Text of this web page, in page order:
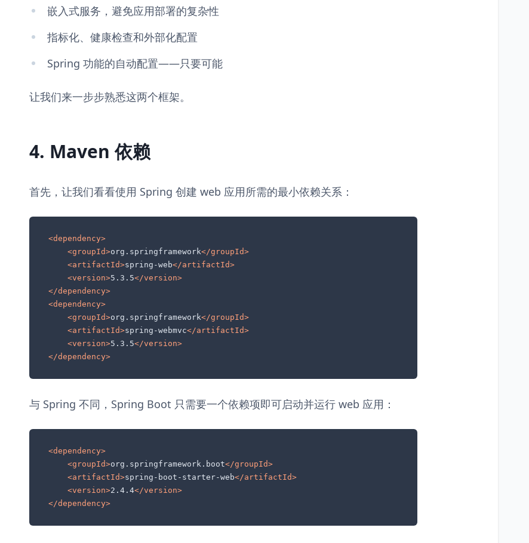
嵌入式服务，避免应用部署的复杂性
指标化、健康检查和外部化配置
Spring 功能的自动配置——只要可能
让我们来一步步熟悉这两个框架。
4. Maven 依赖
首先，让我们看看使用 Spring 创建 web 应用所需的最小依赖关系：
<dependency>
<groupId>org.springframework</groupId>
<artifactId>spring-web</artifactId>
<version>5.3.5</version>
</dependency>
<dependency>
<groupId>org.springframework</groupId>
<artifactId>spring-webmvc</artifactId>
<version>5.3.5</version>
</dependency>
与 Spring 不同，Spring Boot 只需要一个依赖项即可启动并运行 web 应用：
<dependency>
<groupId>org.springframework.boot</groupId>
<artifactId>spring-boot-starter-web</artifactId>
<version>2.4.4</version>
</dependency>